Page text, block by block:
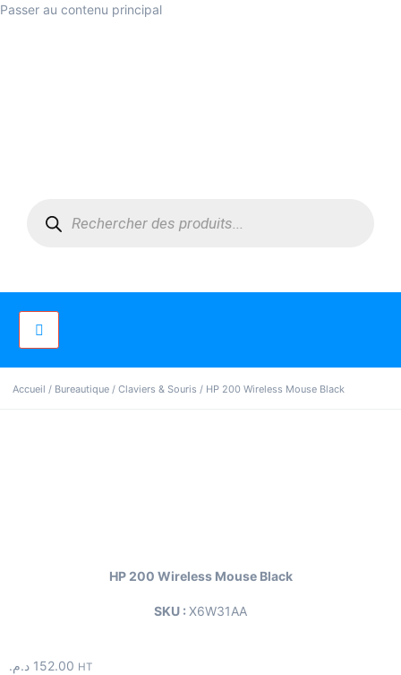
Passer au contenu principal
Accueil / Bureautique / Claviers & Souris / HP 200 Wireless Mouse Black
HP 200 Wireless Mouse Black
SKU : X6W31AA
152.00 د.م. HT